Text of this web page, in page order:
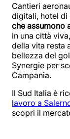
Cantieri
digitali, hotel di
che assumono
in una città
della vita resta
bellezza del
Synergie per
Campania.
Il Sud Italia è
lavoro a
scopri il